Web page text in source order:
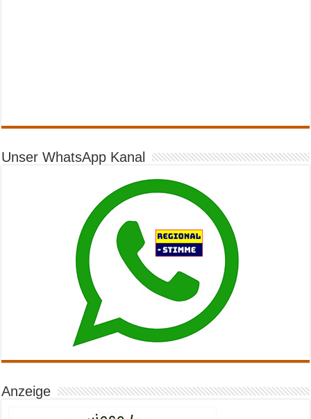
Unser WhatsApp Kanal
Anzeige